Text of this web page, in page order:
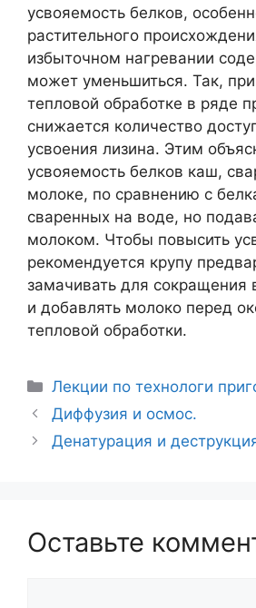
усвояемость белков,
растительного
избыточном нагревании
может уменьшиться. Так,
тепловой обработке в ряде
снижается количество
усвоения лизина. Этим
усвояемость белков каш,
молоке, по сравнению с
сваренных на воде, но
молоком. Чтобы повысить
рекомендуется крупу
замачивать для сокращения
и добавлять молоко перед
тепловой обработки.
Рубрики
Лекции по технологи
Навигация
записи
Диффузия и осмос.
Денатурация и
Оставьте